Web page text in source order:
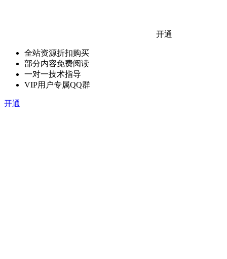
开通
全站资源折扣购买
部分内容免费阅读
一对一技术指导
VIP用户专属QQ群
开通